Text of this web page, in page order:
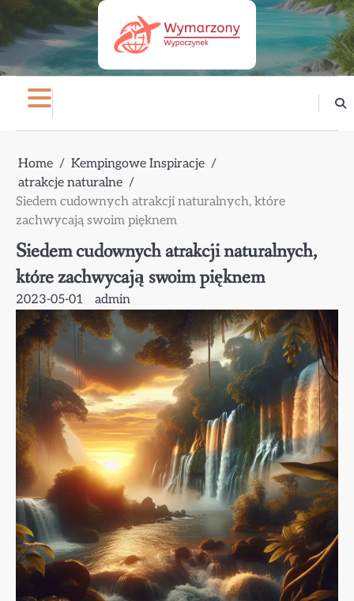
content
Home
Kempingowe Inspiracje
atrakcje naturalne
Siedem cudownych atrakcji naturalnych, które
zachwycają swoim pięknem
Siedem cudownych atrakcji naturalnych,
które zachwycają swoim pięknem
2023-05-01 admin